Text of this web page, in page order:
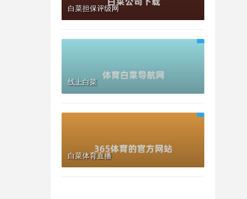
白菜担保评级网
线上白菜
白菜体育直播